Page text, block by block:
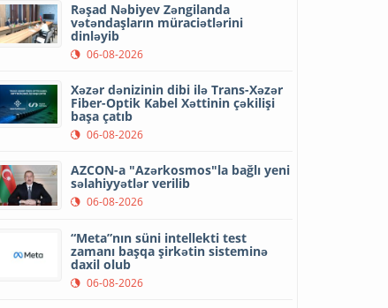
Rəşad Nəbiyev Zəngilanda
vətəndaşların müraciətlərini
dinləyib
06-08-2026
Xəzər dənizinin dibi ilə Trans-Xəzər
Fiber-Optik Kabel Xəttinin çəkilişi
başa çatıb
06-08-2026
AZCON-a "Azərkosmos"la bağlı yeni
səlahiyyətlər verilib
06-08-2026
“Meta”nın süni intellekti test
zamanı başqa şirkətin sisteminə
daxil olub
06-08-2026